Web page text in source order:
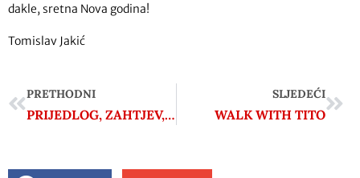
dakle, sretna Nova godina!
Tomislav Jakić
PRETHODNI
PRIJEDLOG, ZAHTJEV, ULTIMATUM?
SLJEDEĆI
WALK WITH TITO